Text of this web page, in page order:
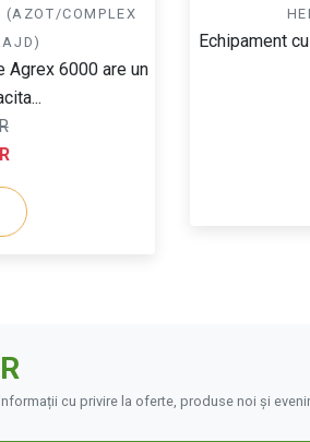
(AZOT/COMPLEX
Agrex 6000 are un
Echipament
cu privire la oferte, produse noi și